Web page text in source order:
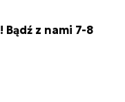
Bądź z nami 7-8